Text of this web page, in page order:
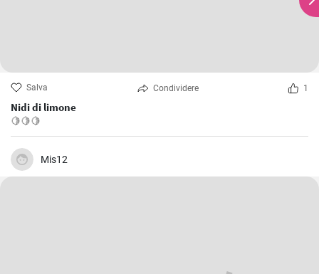
Salva Condividere 1
Nidi di limone
🍋🍋🍋
Mis12